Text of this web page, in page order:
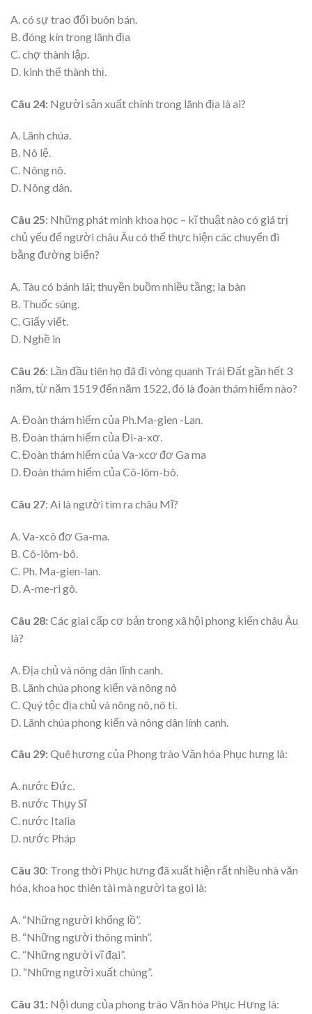
A. có sự trao đổi buôn bán.
B. đóng kín trong lãnh địa
C. chợ thành lập.
D. kinh thế thành thị.
Câu 24: Người sản xuất chính trong lãnh địa là ai?
A. Lãnh chúa.
B. Nô lệ.
C. Nông nô.
D. Nông dân.
Câu 25: Những phát minh khoa học – kĩ thuật nào có giá trị
chủ yếu để người châu Âu có thể thực hiện các chuyến đi
bằng đường biển?
A. Tàu có bánh lái; thuyền buồm nhiều tầng; la bàn
B. Thuốc súng.
C. Giấy viết.
D. Nghề in
Câu 26: Lần đầu tiên họ đã đi vòng quanh Trái Đất gần hết 3
năm, từ năm 1519 đến năm 1522, đó là đoàn thám hiểm nào?
A. Đoàn thám hiểm của Ph.Ma-gien -Lan.
B. Đoàn thám hiểm của Đi-a-xơ.
C. Đoàn thám hiểm của Va-xcơ đơ Ga ma
D. Đoàn thám hiểm của Cô-lôm-bô.
Câu 27: Ai là người tìm ra châu Mĩ?
A. Va-xcô đơ Ga-ma.
B. Cô-lôm-bô.
C. Ph. Ma-gien-lan.
D. A-me-ri gô.
Câu 28:Các giai cấp cơ bản trong xã hội phong kiến châu Âu
là?
A. Địa chủ và nông dân lĩnh canh.
B. Lãnh chúa phong kiến và nông nô
C. Quý tộc địa chủ và nông nô, nô tì.
D. Lãnh chúa phong kiến và nông dân lính canh.
Câu 29:Quê hương của Phong trào Văn hóa Phục hưng là:
A. nước Đức.
B. nước Thụy Sĩ
C. nước Italia
D. nước Pháp
Câu 30: Trong thời Phục hưng đã xuất hiện rất nhiều nhà văn
hóa, khoa học thiên tài mà người ta gọi là:
A. “Những người khổng lồ”.
B. “Những người thông minh”.
C. “Những người vĩ đại”.
D. “Những người xuất chúng”.
Câu 31: Nội dung của phong trào Văn hóa Phục Hưng là: